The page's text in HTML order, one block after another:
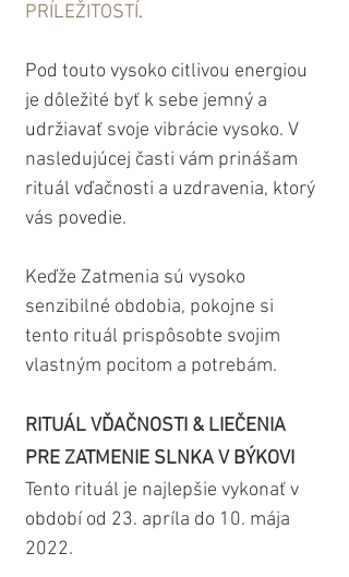
PRÍLEŽITOSTÍ.
Pod touto vysoko citlivou energiou
je dôležité byť k sebe jemný a
udržiavať svoje vibrácie vysoko. V
nasledujúcej časti vám prinášam
rituál vďačnosti a uzdravenia, ktorý
vás povedie.
Keďže Zatmenia sú vysoko
senzibilné obdobia, pokojne si
tento rituál prispôsobte svojim
vlastným pocitom a potrebám.
RITUÁL VĎAČNOSTI & LIEČENIA
PRE ZATMENIE SLNKA V BÝKOVI
Tento rituál je najlepšie vykonať v
období od 23. apríla do 10. mája
2022.